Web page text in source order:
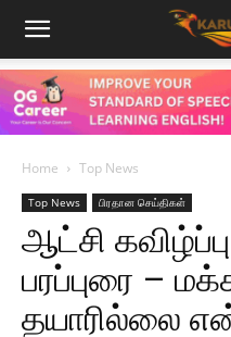
Home Top News
Top News பிரதான செய்திகள்
ஆட்சி
பரப்புரை –
தயாரில்லை